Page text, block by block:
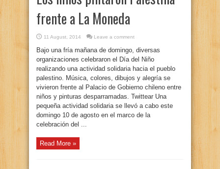
frente a La Moneda
11 August, 2014 Leave a comment
Bajo una fría mañana de domingo, diversas
organizaciones celebraron el Día del Niño
realizando una actividad solidaria hacia el pueblo
palestino. Música, colores, dibujos y alegría se
vivieron frente al Palacio de Gobierno chileno entre
niños y pinturas desparramadas. Twittear Una
pequeña actividad solidaria se llevó a cabo este
domingo 10 de agosto en el marco de la
celebración del ...
Read More »